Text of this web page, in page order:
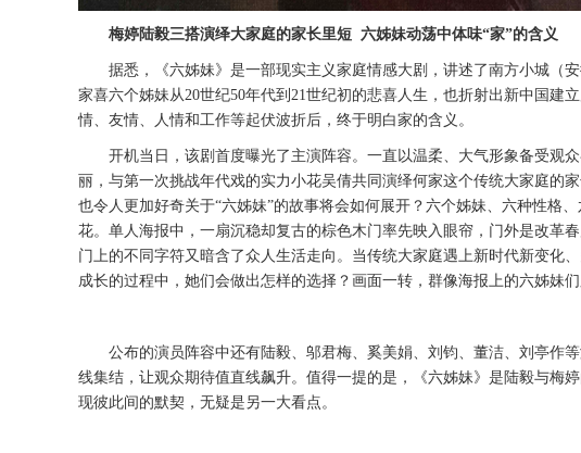
梅婷陆毅三搭演绎大家庭的家长里短 六姊妹动荡中体味“家”的含义
据悉，《六姊妹》是一部现实主义家庭情感大剧，讲述了南方小城（
家喜六个姊妹从 20世纪50年代到21世纪初的悲喜人生，也折射出新中国建
情、友情、人情和工作等起伏波折后，终于明白家的含义。
开机当日，该剧首度曝光了主演阵容。一直以温柔、大气形象备受观
丽，与第一次挑战年代戏的实力小花吴倩共同演绎何家这个传统大家庭的
也令人更加好奇关于“六姊妹”的故事将会如何展开？六个姊妹、六种性格
花。单人海报中，一扇沉稳却复古的棕色木门率先映入眼帘，门外是改革
门上的不同字符又暗含了众人生活走向。当传统大家庭遇上新时代新变化
成长的过程中，她们会做出怎样的选择？画面一转，群像海报上的六姊妹
公布的演员阵容中还有陆毅、邬君梅、奚美娟、刘钧、董洁、刘亭作
线集结，让观众期待值直线飙升。值得一提的是，《六姊妹》是陆毅与梅
现彼此间的默契，无疑是另一大看点。